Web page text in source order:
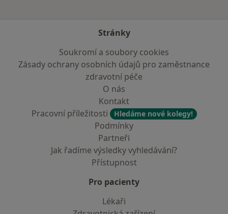
Stránky
Soukromí a soubory cookies
Zásady ochrany osobních údajů pro zaměstnance
zdravotní péče
O nás
Kontakt
Pracovní příležitosti
Hledáme nové kolegy!
Podmínky
Partneři
Jak řadíme výsledky vyhledávání?
Přístupnost
Pro pacienty
Lékaři